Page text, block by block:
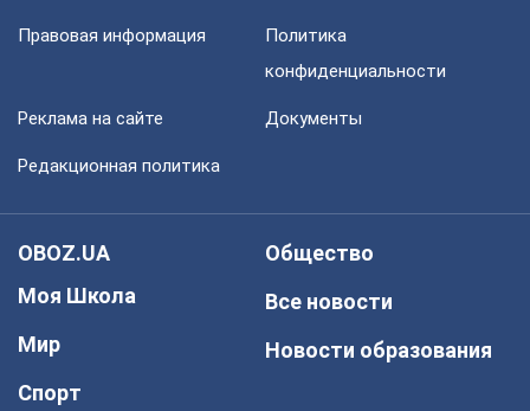
Правовая информация
Политика
конфиденциальности
Реклама на сайте Документы
Редакционная политика
OBOZ.UA
Моя Школа
Мир
Спорт
Общество
Все новости
Новости образования